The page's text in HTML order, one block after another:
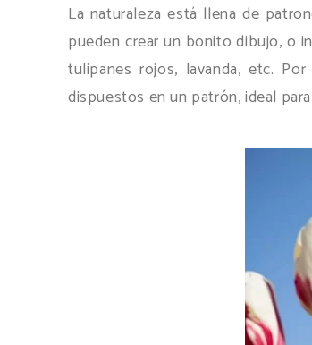
La naturaleza está llena de
pueden crear un bonito dibujo, o
tulipanes rojos, lavanda, etc.
dispuestos en un patrón, ideal